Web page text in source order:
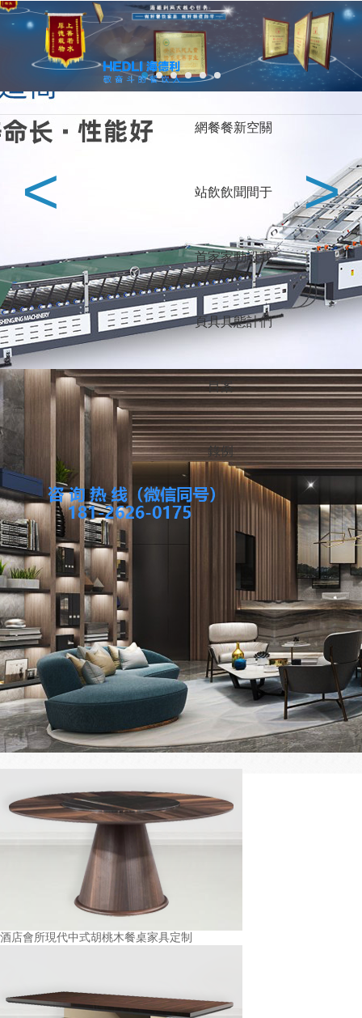
馗降:粽邪2,学长的大香肠好吃吗,暴躁太子爷,刘罗锅别传,韩国电影朋友,
深夜的蠕动未增删有翻译樱,武林女大生,一江春水向东流在线观看
餐飲家具定制廠家-深圳海德利家具有限公司官網-專注餐飲桌椅行業25年！
收藏本站
網站地圖
網
站
首
頁
餐
飲
家
具
目
錄
餐
飲
家
具
案
例
新
聞
動
態
空
間
設
計
關
于
我
們
< >
熱門家具分類
能
桌 臺 家
具
具 桌
吧
椅
服務全球餐飲
圳 都 州 海 京
東
歐
洲
澳
洲
餐桌 餐椅 卡座沙發
成為餐飲行業冠軍品牌，與海德利一起行動
西餐廳 中餐廳 火鍋店 酒吧
給您五星級餐廳家具和服務是海德利的責任
酒店會所現代中式胡桃木餐桌家具定制